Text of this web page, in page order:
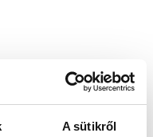
A sütikről